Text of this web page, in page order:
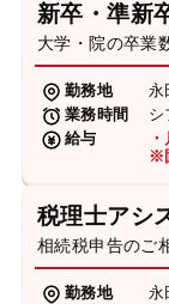
新卒・準新
大学・院の卒業
勤務地
永
業務時間
シ
給与
※
税理士アシ
相続税申告のご
勤務地
永